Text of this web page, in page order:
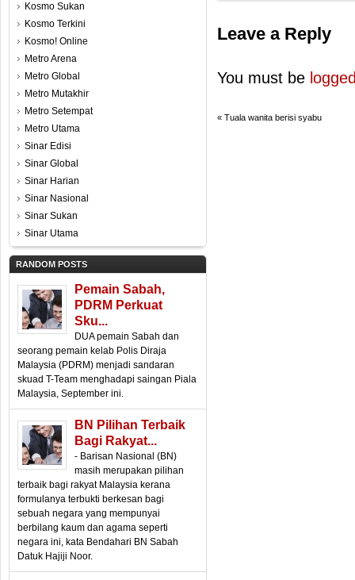
Kosmo Sukan
Kosmo Terkini
Kosmo! Online
Metro Arena
Metro Global
Metro Mutakhir
Metro Setempat
Metro Utama
Sinar Edisi
Sinar Global
Sinar Harian
Sinar Nasional
Sinar Sukan
Sinar Utama
RANDOM POSTS
Pemain Sabah,
PDRM Perkuat
Sku...
DUA pemain Sabah dan
seorang pemain kelab Polis Diraja
Malaysia (PDRM) menjadi sandaran
skuad T-Team menghadapi saingan Piala
Malaysia, September ini.
BN Pilihan Terbaik
Bagi Rakyat...
- Barisan Nasional (BN)
masih merupakan pilihan
terbaik bagi rakyat Malaysia kerana
formulanya terbukti berkesan bagi
sebuah negara yang mempunyai
berbilang kaum dan agama seperti
negara ini, kata Bendahari BN Sabah
Datuk Hajiji Noor.
Leave a Reply
You must be
« Tuala wanita berisi syabu